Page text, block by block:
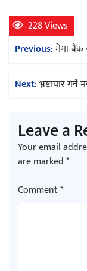
228 Views
Post
Previous:मेगा बैंक
Next:भ्रष्टाचार
Leave a
Your email
are marked*
Comment*